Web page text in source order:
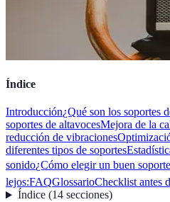
Índice
Introducción¿Qué son los soportes
soportes de altavocesMejora de la
reducción de vibraciones
diferentes tipos de soportes
sonido¿Cómo elegir un buen
lejos:FAQGlossarioChecklist antes
Índice(14 secciones)